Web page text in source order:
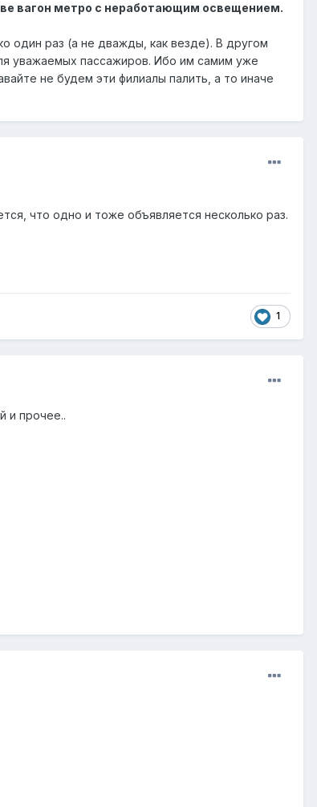
вагон метро с неработающим освещением.
один раз (а не дважды, как везде). В другом
уважаемых пассажиров. Ибо им самим уже
не будем эти филиалы палить, а то иначе
что одно и тоже объявляется несколько раз.
1
и прочее..